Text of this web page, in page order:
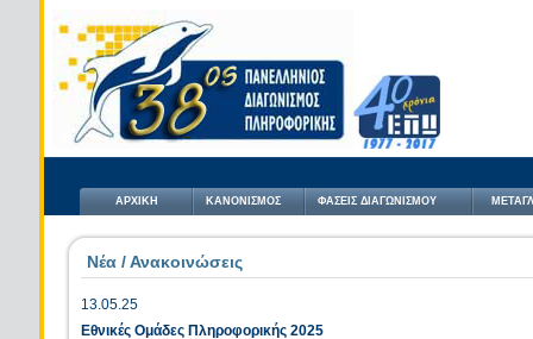
ΑΡΧΙΚΗ ΚΑΝΟΝΙΣΜΟΣ ΦΑΣΕΙΣ ΔΙΑΓΩΝΙΣΜΟΥ
Νέα / Ανακοινώσεις
13.05.25
Εθνικές Ομάδες Πληροφορικής 2025